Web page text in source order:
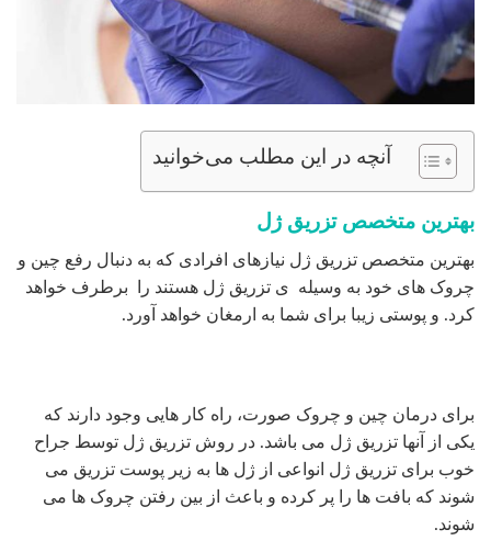
آنچه در این مطلب می‌خوانید
بهترین متخصص تزریق ژل
بهترین متخصص تزریق ژل نیازهای افرادی که به دنبال رفع چین و
چروک های خود به وسیله ی تزریق ژل هستند را برطرف خواهد
کرد. و پوستی زیبا برای شما به ارمغان خواهد آورد.
برای درمان چین و چروک صورت، راه کار هایی وجود دارند که
یکی از آنها تزریق ژل می باشد. در روش تزریق ژل توسط جراح
خوب برای تزریق ژل انواعی از ژل ها به زیر پوست تزریق می
شوند که بافت ها را پر کرده و باعث از بین رفتن چروک ها می
شوند.